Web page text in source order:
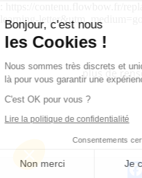
Bonjour, c'est nous
les Cookies !
Nous sommes très discrets et
là pour vous garantir une
C'est OK pour vous ?
Lire la politique de confidentialité
Consentements
Non merci
: https://contenu.flowbow.fr/
learning-
plus de